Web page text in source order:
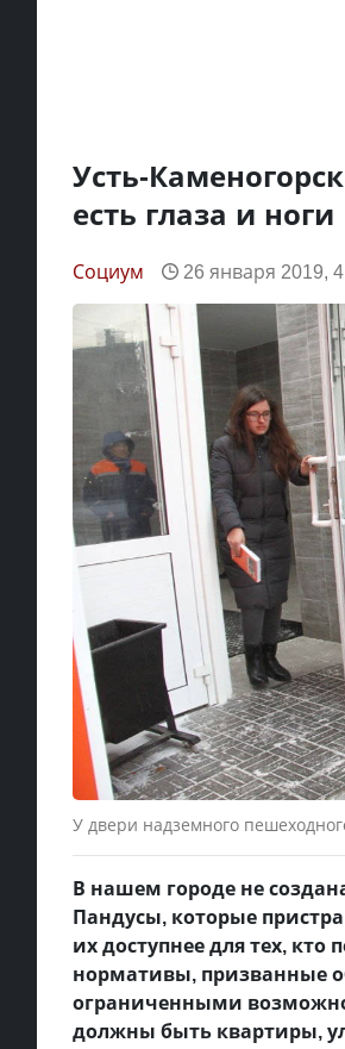
Усть-
есть глаза и ноги
Социум 26 января 2019,
У двери надземного
В нашем городе не
Пандусы, которые
их доступнее для тех, кто
нормативы, призванные
ограниченными
должны быть квартиры,